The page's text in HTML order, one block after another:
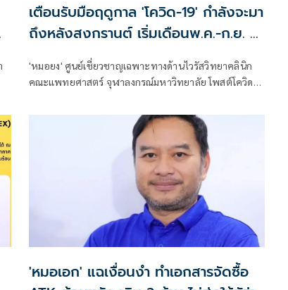
เตือนรับมือฤดูกาล 'โควิด-19' กำลังจะมา
ถึงหลังสงกรานต์ เริ่มเดือนพ.ค.-ก.ย. มี
อุบัติการณ์สูง
'หมอยง' ศูนย์เชี่ยวชาญเฉพาะทางด้านไวรัสวิทยาคลินิก
คณะแพทยศาสตร์ จุฬาลงกรณ์มหาวิทยาลัย โพสต์โควิด
เล่นว่า 'จั๊กจั่น'
'หมอเอก' แฉเงื่อนงำ ทำเอกสารจัดซื้อ